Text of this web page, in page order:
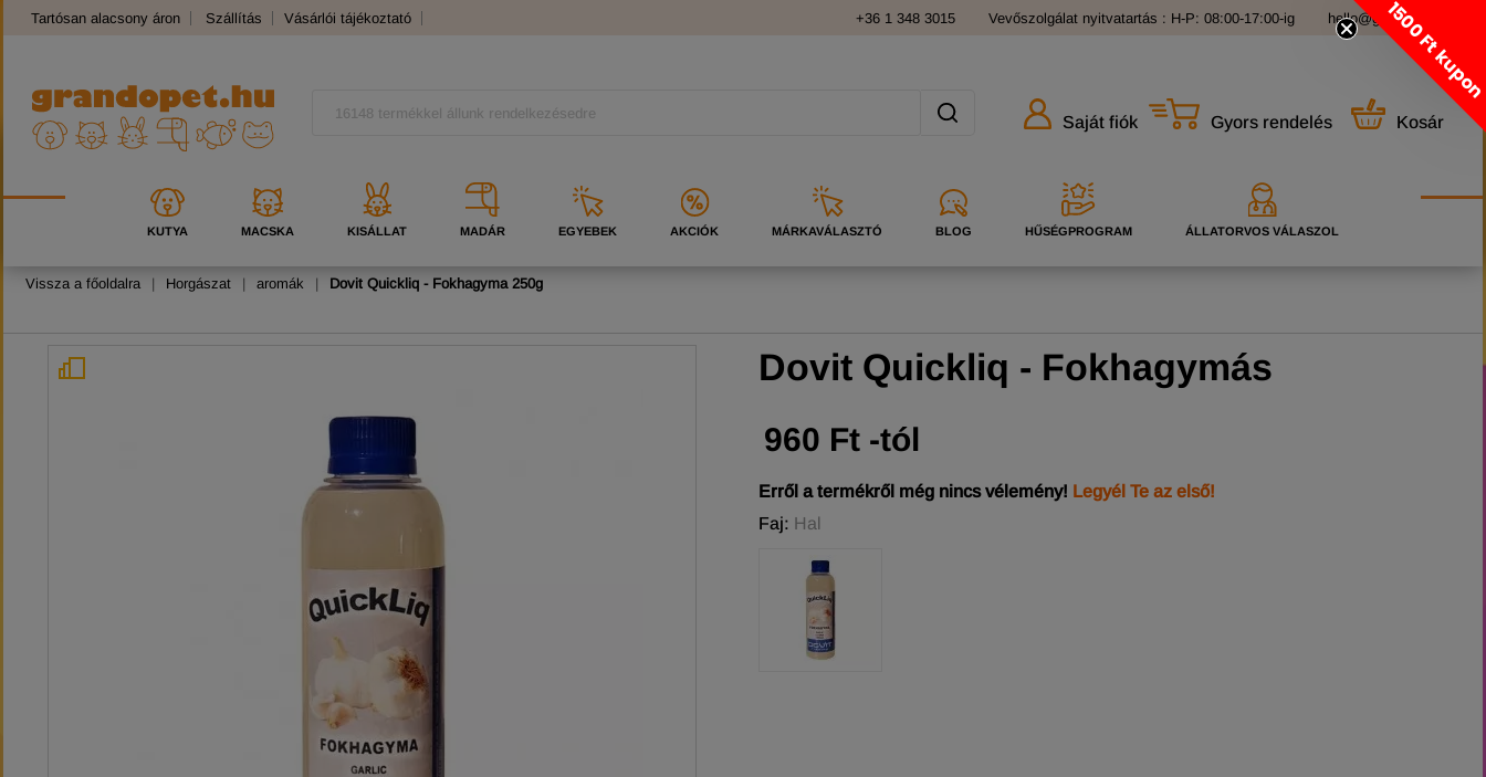
Tartósan alacsony áron Szállítás Vásárlói tájékoztató +36 1 348 3015 Vevőszolgálat nyitvatartás : H-P: 08:00-17:00-ig hello@grandopet.hu
Saját fiók Gyors rendelés Kosár
KUTYA MACSKA KISÁLLAT MADÁR EGYEBEK AKCIÓK MÁRKAVÁLASZTÓ BLOG HŰSÉGPROGRAM ÁLLATORVOS VÁLASZOL
Vissza a főoldalra | Horgászat | aromák | Dovit Quickliq - Fokhagyma 250g
Dovit Quickliq - Fokhagymás
960 Ft -tól
Erről a termékről még nincs vélemény! Legyél Te az első!
Faj: Hal
1500 Ft